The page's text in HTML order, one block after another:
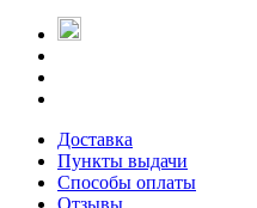
Доставка
Пункты выдачи
Способы оплаты
Отзывы